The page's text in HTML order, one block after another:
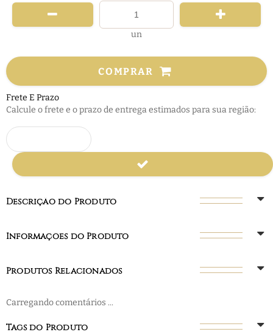
un
COMPRAR
Frete E Prazo
Calcule o frete e o prazo de entrega estimados para sua região:
Descrição do Produto
Informações do Produto
Produtos Relacionados
Carregando comentários ...
Tags do Produto